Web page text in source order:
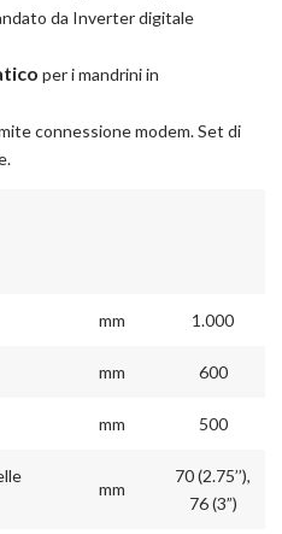
da Inverter digitale
per i mandrini in
connessione modem. Set di
mm 1.000
mm 600
mm 500
mm
70 (2.75’’),
76 (3”)